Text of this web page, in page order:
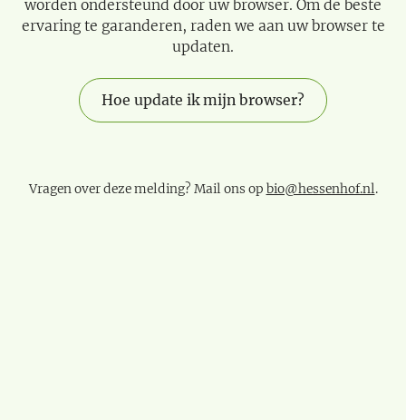
worden ondersteund door uw browser. Om de beste
ervaring te garanderen, raden we aan uw browser te
updaten.
Hoe update ik mijn browser?
Vragen over deze melding? Mail ons op bio@hessenhof.nl.